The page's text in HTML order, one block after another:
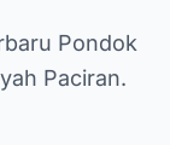
Pondok
Paciran.